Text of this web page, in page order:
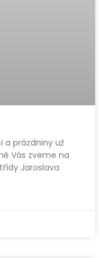
a prázdniny už
Vás zveme na
Jaroslava